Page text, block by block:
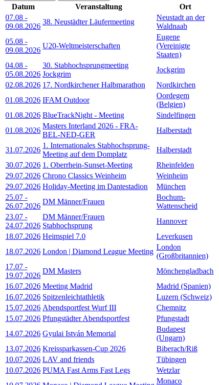
Datum Veranstaltung
Ort
07.08 -
09.08.2026
38. Neustädter Läufermeeting
Neustadt an der
Waldnaab
05.08 -
09.08.2026
U20-Weltmeisterschaften
Eugene
(Vereinigte
Staaten)
04.08 -
05.08.2026
30. Stabhochsprungmeeting
Jockgrim
Jockgrim
02.08.2026 17. Nordkirchener Halbmarathon
Nordkirchen
01.08.2026 IFAM Outdoor
Oordegem
(Belgien)
01.08.2026 BlueTrackNight - Meeting
Sindelfingen
01.08.2026
Masters Interland 2026 - FRA-
BEL-NED-GER
Halberstadt
31.07.2026
1. Internationales Stabhochsprung-
Meeting auf dem Domplatz
Halberstadt
30.07.2026 1. Oberrhein-Sunset-Meeting
Rheinfelden
29.07.2026 Chrono Classics Weinheim
Weinheim
29.07.2026 Holiday-Meeting im Dantestadion
München
25.07 -
26.07.2026
DM Männer/Frauen
Bochum-
Wattenscheid
23.07 -
24.07.2026
DM Männer/Frauen
Stabhochsprung
Hannover
18.07.2026 Heimspiel 7.0
Leverkusen
18.07.2026 London | Diamond League Meeting
London
(Großbritannien)
17.07 -
19.07.2026
DM Masters
Mönchengladbach
16.07.2026 Meeting Madrid
Madrid (Spanien)
16.07.2026 Spitzenleichtathletik
Luzern (Schweiz)
15.07.2026 Abendsportfest Wurf III
Chemnitz
15.07.2026 Pfungstädter Abendsportfest
Pfungstadt
14.07.2026 Gyulai István Memorial
Budapest
(Ungarn)
13.07.2026 Kreissparkassen-Cup 2026
Biberach/Riß
10.07.2026 LAV and friends
Tübingen
10.07.2026 PUMA Fast Arms Fast Legs
Wetzlar
Monaco